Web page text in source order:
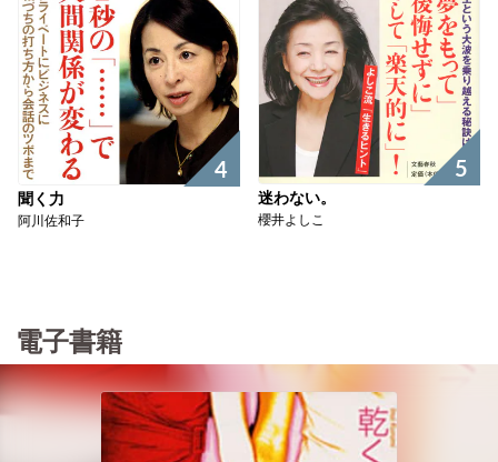
4
聞く力
阿川佐和子
5
迷わない。
櫻井よしこ
電子書籍